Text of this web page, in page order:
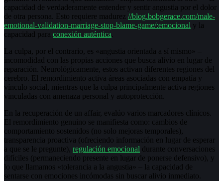
capacidad de verdaderamente entender y sentir angustia por el dolor
de otra persona. Esto requiere madurez //blog.bobgerace.com/male-
emotional-validation-marriage-stop-blame-game/:emocional y la
capacidad para conexión auténtica
La culpa, por el contrario, es «angustia orientada a sí mismo» –
incomodidad con las propias acciones que busca alivio en lugar de
reparación. Neurológicamente, estos activan diferentes regiones del
cerebro. El remordimiento activa áreas asociadas con empatía y
vínculo social, mientras que la culpa principalmente activa regiones
vinculadas con amenaza personal y autoprotección.
En la recuperación de un affair, evalúo varios marcadores clínicos.
El remordimiento genuino se manifiesta como: cambios de
comportamiento sostenidos (no solo mejoras temporales),
transparencia proactiva (ofreciendo información en lugar de esperar
a que se le pregunte), regulación emocional durante conversaciones
difíciles (permaneciendo presente en lugar de ponerse defensivo), y
lo que llamamos «tolerancia a la angustia» – la capacidad de
sentarse con emociones incómodas sin buscar alivio inmediato.